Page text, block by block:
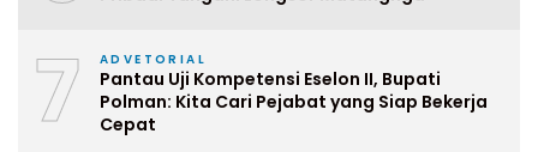
7 ADVETORIAL
Pantau Uji Kompetensi Eselon II, Bupati
Polman: Kita Cari Pejabat yang Siap Bekerja
Cepat